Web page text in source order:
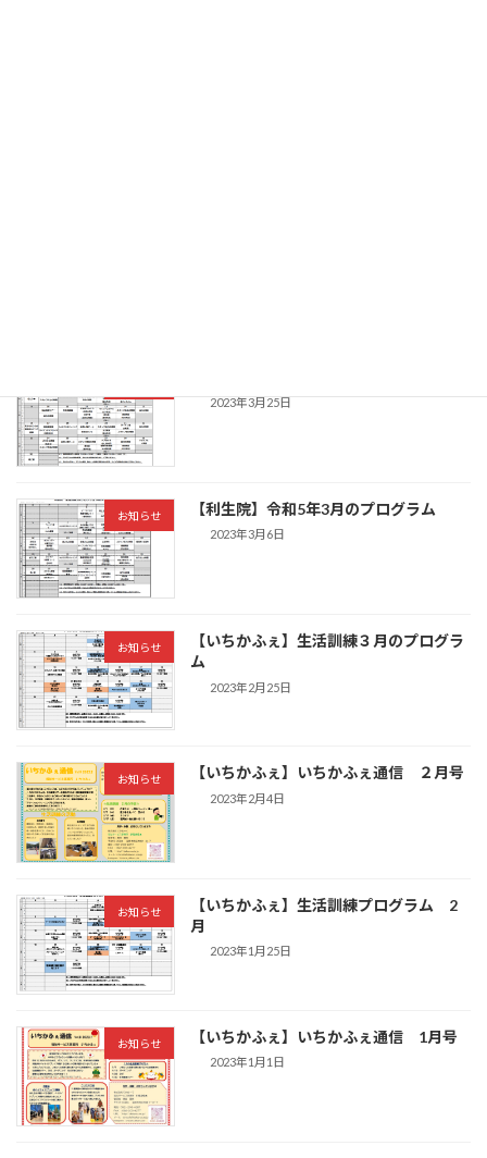
2023年3月25日
お知らせ 【利生院】令和5年3月のプログラム
2023年3月6日
お知らせ
【いちかふぇ】生活訓練３月のプログラ
ム
2023年2月25日
お知らせ 【いちかふぇ】いちかふぇ通信 ２月号
2023年2月4日
お知らせ
【いちかふぇ】生活訓練プログラム 2
月
2023年1月25日
お知らせ 【いちかふぇ】いちかふぇ通信 1月号
2023年1月1日